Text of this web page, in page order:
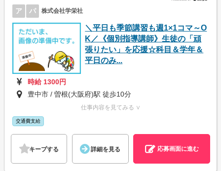
ア パ 株式会社学栄社
＼平日も季節講習も週1×1コマ～O
K／《個別指導講師》生徒の「頑
張りたい」を応援☆科目＆学年＆
平日のみ...
時給 1300円
豊中市 / 曽根(大阪府)駅 徒歩10分
仕事内容を見てみる ∨
交通費支給
キープする 詳細を見る 応募画面に進む